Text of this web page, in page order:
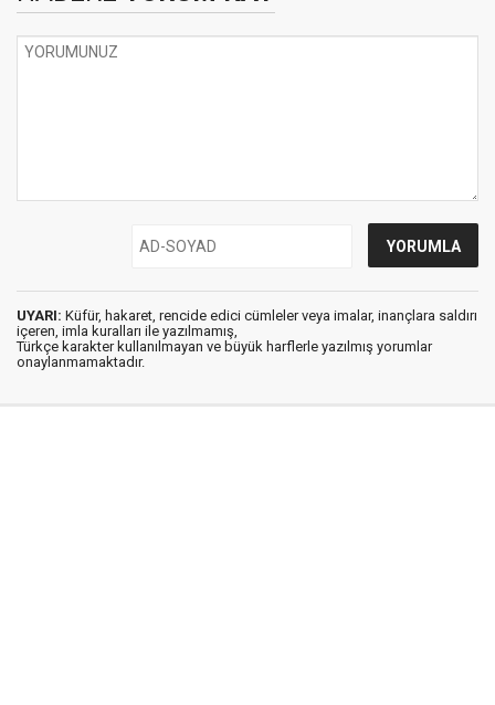
UYARI: Küfür, hakaret, rencide edici cümleler veya imalar, inançlara saldırı
içeren, imla kuralları ile yazılmamış,
Türkçe karakter kullanılmayan ve büyük harflerle yazılmış yorumlar
onaylanmamaktadır.